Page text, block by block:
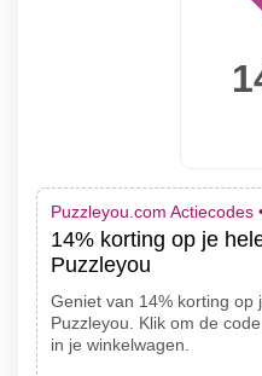
Puzzleyou.com Actiecodes
14% korting op je
Puzzleyou
Geniet van 14% korting op
Puzzleyou. Klik om de
in je winkelwagen.